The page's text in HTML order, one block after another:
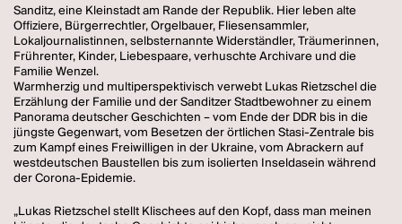
Sanditz, eine Kleinstadt am Rande der Republik. Hier leben alte
Offiziere, Bürgerrechtler, Orgelbauer, Fliesensammler,
Lokaljournalistinnen, selbsternannte Widerständler, Träumerinnen,
Frührenter, Kinder, Liebespaare, verhuschte Archivare und die
Familie Wenzel.
Warmherzig und multiperspektivisch verwebt Lukas Rietzschel die
Erzählung der Familie und der Sanditzer Stadtbewohner zu einem
Panorama deutscher Geschichten – vom Ende der DDR bis in die
jüngste Gegenwart, vom Besetzen der örtlichen Stasi-Zentrale bis
zum Kampf eines Freiwilligen in der Ukraine, vom Abrackern auf
westdeutschen Baustellen bis zum isolierten Inseldasein während
der Corona-Epidemie.
„Lukas Rietzschel stellt Klischees auf den Kopf, dass man meinen